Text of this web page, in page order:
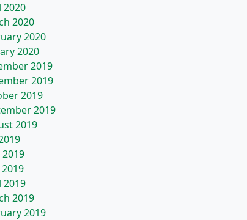
2020
2020
2020
2020
2019
2019
2019
2019
2019
2019
2019
2019
2019